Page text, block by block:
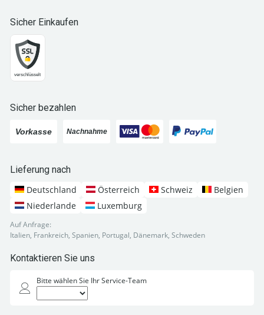
Sicher Einkaufen
Sicher bezahlen
Lieferung nach
Deutschland
Österreich Schweiz
Belgien
Niederlande
Luxemburg
Auf Anfrage:
Italien, Frankreich, Spanien, Portugal, Dänemark, Schweden
Kontaktieren Sie uns
Bitte wählen Sie Ihr Service-Team